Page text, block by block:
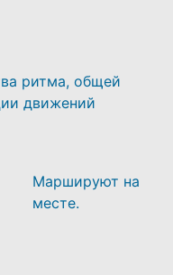
ритма, общей
движений
Маршируют на
месте.